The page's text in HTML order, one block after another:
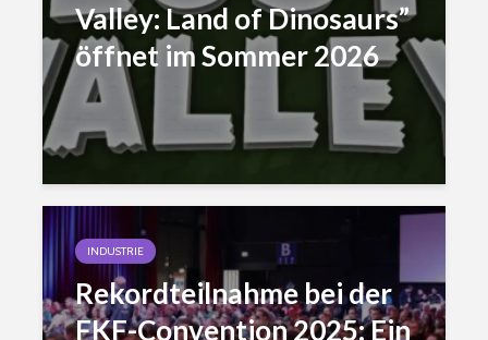
Valley: Land of Dinosaurs”
öffnet im Sommer 2026
INDUSTRIE
Rekordteilnahme bei der
FKF-Convention 2025: Ein